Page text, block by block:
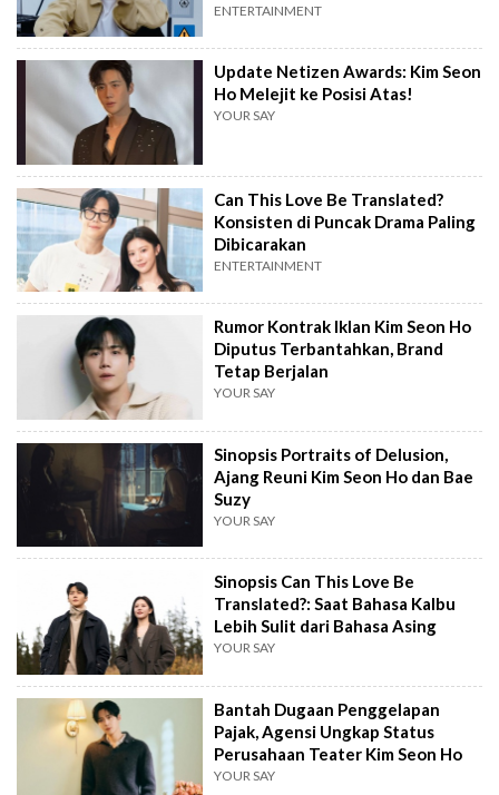
ENTERTAINMENT
Update Netizen Awards: Kim Seon
Ho Melejit ke Posisi Atas!
YOUR SAY
Can This Love Be Translated?
Konsisten di Puncak Drama Paling
Dibicarakan
ENTERTAINMENT
Rumor Kontrak Iklan Kim Seon Ho
Diputus Terbantahkan, Brand
Tetap Berjalan
YOUR SAY
Sinopsis Portraits of Delusion,
Ajang Reuni Kim Seon Ho dan Bae
Suzy
YOUR SAY
Sinopsis Can This Love Be
Translated?: Saat Bahasa Kalbu
Lebih Sulit dari Bahasa Asing
YOUR SAY
Bantah Dugaan Penggelapan
Pajak, Agensi Ungkap Status
Perusahaan Teater Kim Seon Ho
YOUR SAY